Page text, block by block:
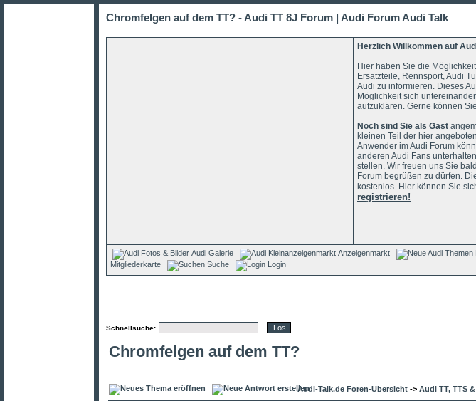
Chromfelgen auf dem TT? - Audi TT 8J Forum | Audi Forum Audi Talk
Herzlich Willkommen auf
Hier haben Sie die
Ersatzteile, Rennsport, Audi
Audi zu informieren. Dieses
Möglichkeit sich
aufzuklären. Gerne können
Noch sind Sie als Gast
kleinen Teil der hier
Anwender im Audi Forum
anderen Audi Fans
stellen. Wir freuen uns Sie
Forum begrüßen zu dürfen.
kostenlos. Hier können Sie
registrieren!
Audi Galerie Anzeigenmarkt
Mitgliederkarte
Suche Login
Schnellsuche:
Chromfelgen auf dem TT?
Audi-Talk.de Foren-Übersicht -> Audi TT, TTS